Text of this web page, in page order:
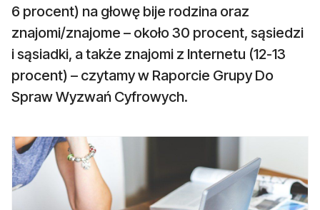
6 procent) na głowę bije rodzina oraz
znajomi/znajome – około 30 procent, sąsiedzi
i sąsiadki, a także znajomi z Internetu (12-13
procent) – czytamy w Raporcie Grupy Do
Spraw Wyzwań Cyfrowych.